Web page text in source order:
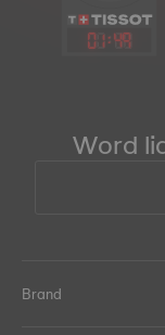
01:49
Word
Brand